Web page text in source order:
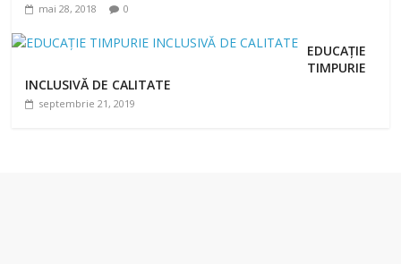
mai 28, 2018 0
EDUCAȚIE
TIMPURIE
INCLUSIVĂ DE CALITATE
septembrie 21, 2019